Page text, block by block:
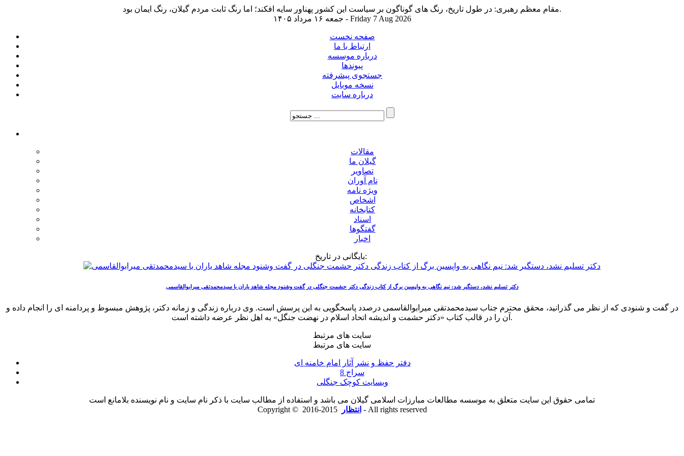
مقام معظم رهبری: در طول تاریخ، رنگ های گوناگون بر سیاست این کشور پهناور سایه افکند؛ اما رنگ ثابت مردم گیلان، رنگ ایمان بود.
جمعه ۱۶ مرداد ۱۴۰۵ - Friday 7 Aug 2026
صفحه نخست
ارتباط با ما
درباره موسسه
پیوندها
جستجوی پیشرفته
نسخه موبایل
درباره سایت
مقالات
گیلان ما
تصاویر
نام آوران
ویژه نامه
اشخاص
کتابخانه
اسناد
گفتگوها
اخبار
بایگانی در تاریخ:
دکتر تسلیم نشد، دستگیر شد: نیم نگاهی به واپسین برگ از کتاب زندگی دکتر حشمت جنگلی در گفت وشنود مجله شاهد یاران با سیدمحمدتقی میرابوالقاسمی
در گفت و شنودی که از نظر می گذرانید، محقق محترم جناب سیدمحمدتقی میرابوالقاسمی درصدد پاسخگویی به این پرسش است. وی درباره زندگی و زمانه دکتر، پژوهش مبسوط و پردامنه ای را انجام داده و
آن را در قالب کتاب «دکتر حشمت و اندیشه اتحاد اسلام در نهضت جنگل» به اهل نظر عرضه داشته است.
سایت های مرتبط
سایت های مرتبط
دفتر حفظ و نشر آثار امام خامنه ای
سراج 8
وبسایت کوچک جنگلی
تمامی حقوق این سایت متعلق به موسسه مطالعات مبارزات اسلامی گیلان می باشد و استفاده از مطالب سایت با ذکر نام سایت و نام نویسنده بلامانع است
Copyright ©
انتظار 2015-2016 - All rights reserved